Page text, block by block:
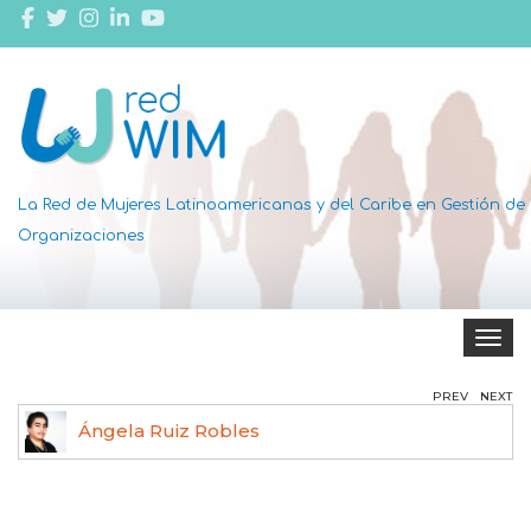
La Red de Mujeres Latinoamericanas y del Caribe en Gestión de
Organizaciones
Toggle
Ángela Ruiz Robles
PREV NEXT